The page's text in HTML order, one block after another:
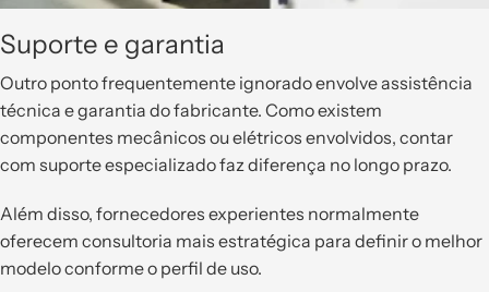
Suporte e garantia
Outro ponto frequentemente ignorado envolve assistência
técnica e garantia do fabricante. Como existem
componentes mecânicos ou elétricos envolvidos, contar
com suporte especializado faz diferença no longo prazo.
Além disso, fornecedores experientes normalmente
oferecem consultoria mais estratégica para definir o melhor
modelo conforme o perfil de uso.